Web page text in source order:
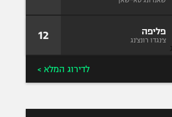
פליפה
צ׳נגדו רונצ'נג 12
לדירוג המלא >